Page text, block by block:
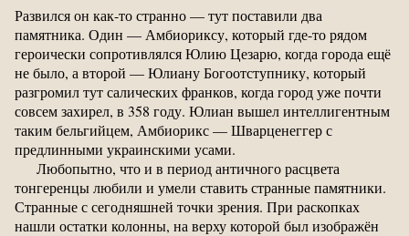
Развился он как-то странно — тут поставили два
памятника. Один — Амбиориксу, который где-то рядом
героически сопротивлялся Юлию Цезарю, когда города ещё
не было, а второй — Юлиану Богоотступнику, который
разгромил тут салических франков, когда город уже почти
совсем захирел, в 358 году. Юлиан вышел интеллигентным
таким бельгийцем, Амбиорикс — Шварценеггер с
предлинными украинскими усами.
Любопытно, что и в период античного расцвета
тонгеренцы любили и умели ставить странные памятники.
Странные с сегодняшней точки зрения. При раскопках
нашли остатки колонны, на верху которой был изображён